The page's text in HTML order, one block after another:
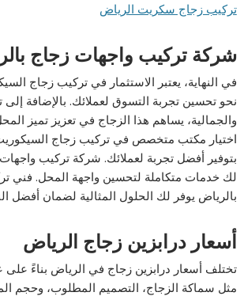
تركيب زجاج سكريت الرياض
شركة تركيب واجهات زجاج
في النهاية، يعتبر الاستثمار في تركيب زجاج
نحو تحسين تجربة التسوق لعملائك. بالإضافة إلى
والجمالية، يساهم هذا الزجاج في تعزيز تميز
اختيار مكتب متخصص في تركيب زجاج
بتوفير أفضل تجربة لعملائك. شركة تركيب
لك خدمات متكاملة لتحسين واجهة المحل. فني
بالرياض يوفر لك الحلول المثالية لضمان أفضل
أسعار درابزين زجاج الرياض
تختلف أسعار درابزين زجاج في الرياض بناءً على
مثل سماكة الزجاج، التصميم المطلوب، وحجم